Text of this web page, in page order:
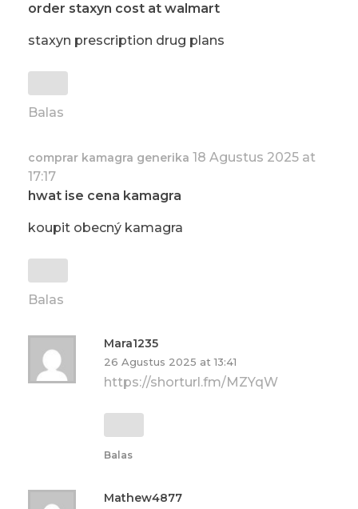
order staxyn cost at walmart
staxyn prescription drug plans
Balas
comprar kamagra generika 18 Agustus 2025 at
17:17
hwat ise cena kamagra
koupit obecný kamagra
Balas
Mara1235
26 Agustus 2025 at 13:41
https://shorturl.fm/MZYqW
Balas
Mathew4877